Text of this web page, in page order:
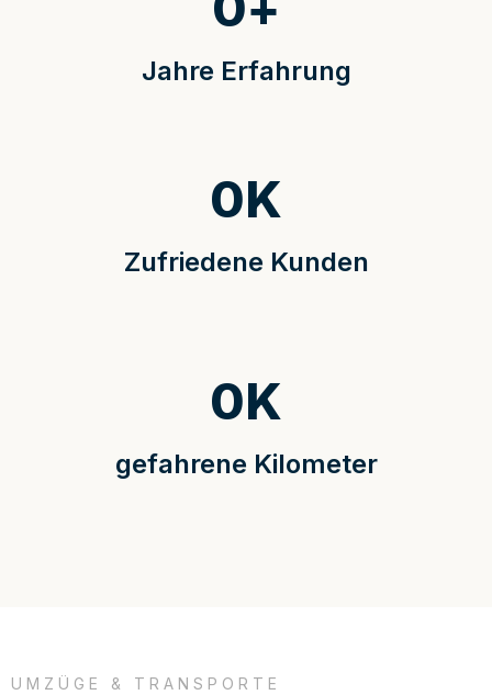
Jahre Erfahrung
Zufriedene Kunden
0K
gefahrene Kilometer
0K
UMZÜGE & TRANSPORTE